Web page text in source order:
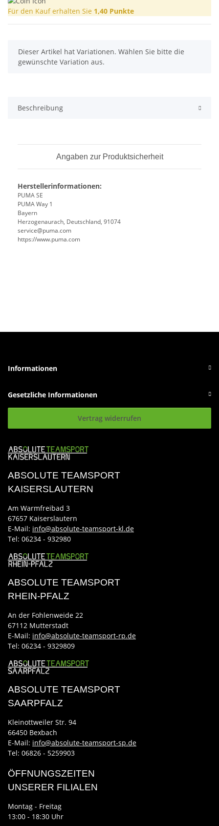
Für den Kauf erhalten Sie 1,40 Punkte
x
Dieser Artikel hat Variationen. Wählen Sie bitte die
gewünschte Variation aus.
Beschreibung
Angaben zur Produktsicherheit
Herstellerinformationen:
PUMA SE
PUMA Way 1
Bayern
Herzogenaurach, Deutschland, 91074
service@puma.com
https://www.puma.com
Informationen
Gesetzliche Informationen
Vertrag widerrufen
ABSOLUTE TEAMSPORT
KAISERSLAUTERN
Am Warmfreibad 3
67657 Kaiserslautern
E-Mail: info@absolute-teamsport-kl.de
Tel: 06234 - 932980
ABSOLUTE TEAMSPORT
RHEIN-PFALZ
An der Fohlenweide 22
67112 Mutterstadt
E-Mail: info@absolute-teamsport-rp.de
Tel: 06234 - 9329809
ABSOLUTE TEAMSPORT
SAARPFALZ
Kleinottweiler Str. 94
66450 Bexbach
E-Mail: info@absolute-teamsport-sp.de
Tel: 06826 - 5259903
ÖFFNUNGSZEITEN
UNSERER FILIALEN
Montag - Freitag
13:00 - 18:30 Uhr